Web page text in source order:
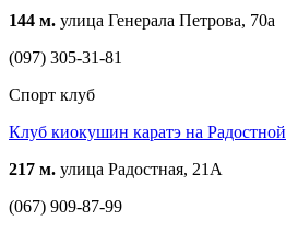
144 м. улица Генерала Петрова, 70а
(097) 305-31-81
Спорт клуб
Клуб киокушин каратэ на Радостной
217 м. улица Радостная, 21А
(067) 909-87-99